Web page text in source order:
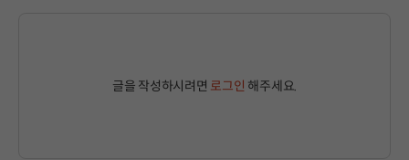
글을 작성하시려면 로그인 해주세요.